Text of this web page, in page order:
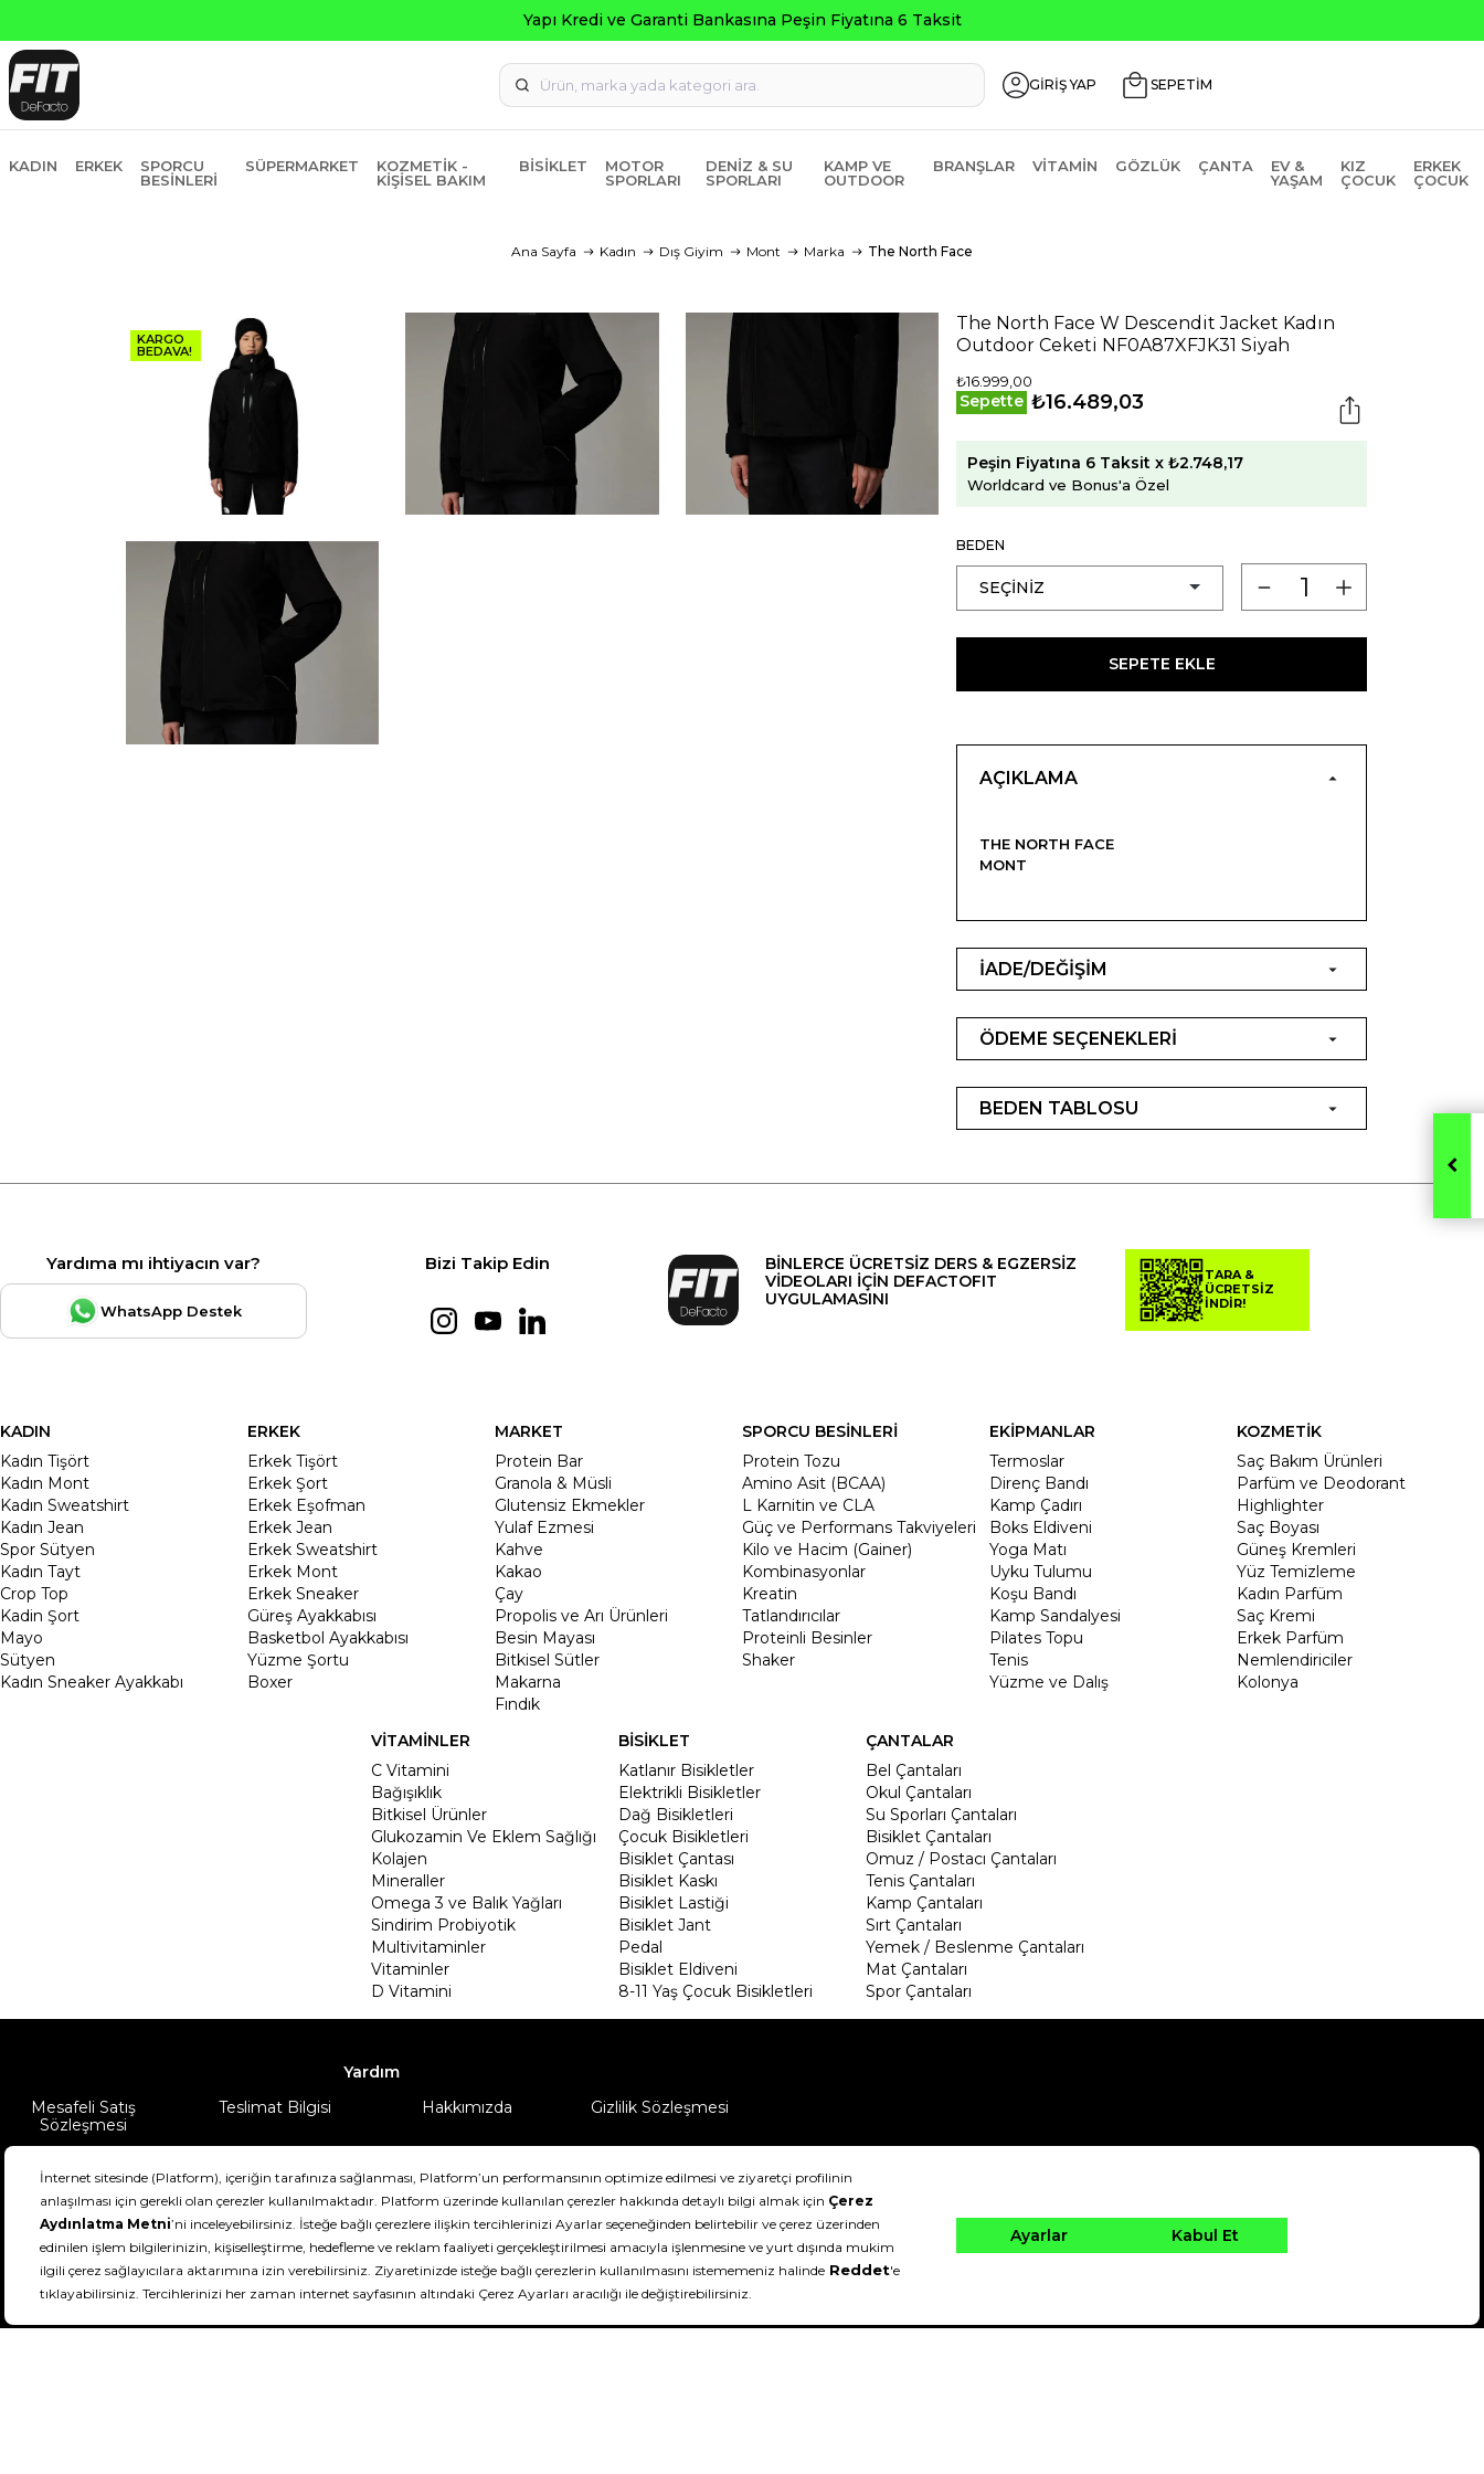
Yapı Kredi ve Garanti Bankasına Peşin Fiyatına 6 Taksit
GİRİŞ YAP SEPETİM
KADIN ERKEK
SPORCU
BESINLERI
SÜPERMARKET
KOZMETIK -
KIŞISEL BAKIM
BISIKLET
MOTOR
SPORLARI
DENIZ & SU
SPORLARI
KAMP VE
OUTDOOR
BRANŞLAR VITAMIN GÖZLÜK ÇANTA
EV &
YAŞAM
KIZ
ÇOCUK
ERKEK
ÇOCUK
Ana Sayfa Kadın Dış Giyim Mont Marka The North Face
KARGO
BEDAVA!
The North Face W Descendit Jacket Kadın
Outdoor Ceketi NF0A87XFJK31 Siyah
₺16.999,00
Sepette ₺16.489,03
Peşin Fiyatına 6 Taksit x ₺2.748,17
Worldcard ve Bonus'a Özel
BEDEN
SEPETE EKLE
AÇIKLAMA
THE NORTH FACE
MONT
İADE/DEĞİŞİM
ÖDEME SEÇENEKLERİ
BEDEN TABLOSU
Yardıma mı ihtiyacın var?
WhatsApp Destek
Bizi Takip Edin
BİNLERCE ÜCRETSİZ DERS & EGZERSİZ
VİDEOLARI İÇİN DEFACTOFIT
UYGULAMASINI
TARA &
ÜCRETSİZ
İNDİR!
KADIN
Kadın Tişört
Kadın Mont
Kadın Sweatshirt
Kadın Jean
Spor Sütyen
Kadın Tayt
Crop Top
Kadin Şort
Mayo
Sütyen
Kadın Sneaker Ayakkabı
ERKEK
Erkek Tişört
Erkek Şort
Erkek Eşofman
Erkek Jean
Erkek Sweatshirt
Erkek Mont
Erkek Sneaker
Güreş Ayakkabısı
Basketbol Ayakkabısı
Yüzme Şortu
Boxer
MARKET
Protein Bar
Granola & Müsli
Glutensiz Ekmekler
Yulaf Ezmesi
Kahve
Kakao
Çay
Propolis ve Arı Ürünleri
Besin Mayası
Bitkisel Sütler
Makarna
Fındık
SPORCU BESİNLERİ
Protein Tozu
Amino Asit (BCAA)
L Karnitin ve CLA
Güç ve Performans Takviyeleri
Kilo ve Hacim (Gainer)
Kombinasyonlar
Kreatin
Tatlandırıcılar
Proteinli Besinler
Shaker
EKİPMANLAR
Termoslar
Direnç Bandı
Kamp Çadırı
Boks Eldiveni
Yoga Matı
Uyku Tulumu
Koşu Bandı
Kamp Sandalyesi
Pilates Topu
Tenis
Yüzme ve Dalış
KOZMETİK
Saç Bakım Ürünleri
Parfüm ve Deodorant
Highlighter
Saç Boyası
Güneş Kremleri
Yüz Temizleme
Kadın Parfüm
Saç Kremi
Erkek Parfüm
Nemlendiriciler
Kolonya
VİTAMİNLER
C Vitamini
Bağışıklık
Bitkisel Ürünler
Glukozamin Ve Eklem Sağlığı
Kolajen
Mineraller
Omega 3 ve Balık Yağları
Sindirim Probiyotik
Multivitaminler
Vitaminler
D Vitamini
BİSİKLET
Katlanır Bisikletler
Elektrikli Bisikletler
Dağ Bisikletleri
Çocuk Bisikletleri
Bisiklet Çantası
Bisiklet Kaskı
Bisiklet Lastiği
Bisiklet Jant
Pedal
Bisiklet Eldiveni
8-11 Yaş Çocuk Bisikletleri
ÇANTALAR
Bel Çantaları
Okul Çantaları
Su Sporları Çantaları
Bisiklet Çantaları
Omuz / Postacı Çantaları
Tenis Çantaları
Kamp Çantaları
Sırt Çantaları
Yemek / Beslenme Çantaları
Mat Çantaları
Spor Çantaları
Yardım
Mesafeli Satış
Sözleşmesi
Teslimat Bilgisi Hakkımızda Gizlilik Sözleşmesi
DeFactoFIT ©️ 2022-2026. Tüm hakları saklıdır.